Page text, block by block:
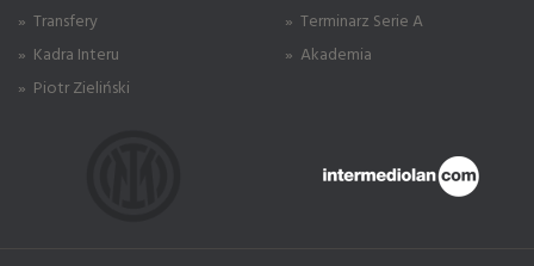
» Transfery
» Kadra Interu
» Piotr Zieliński
» Terminarz Serie A
» Akademia